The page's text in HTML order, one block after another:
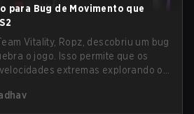
para Bug de Movimento que
Vitality, Ropz, descobriu um bug
o jogo. Isso permite que os
extremas explorando o